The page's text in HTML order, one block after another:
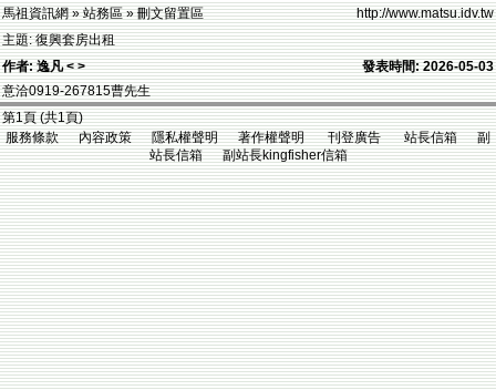
馬祖資訊網 » 站務區 » 刪文留置區
http://www.matsu.idv.tw
主題: 復興套房出租
作者: 逸凡 < >
發表時間: 2026-05-03
意洽0919-267815曹先生
第1頁 (共1頁)
服務條款 內容政策 隱私權聲明 著作權聲明 刊登廣告 站長信箱 副
站長信箱 副站長kingfisher信箱